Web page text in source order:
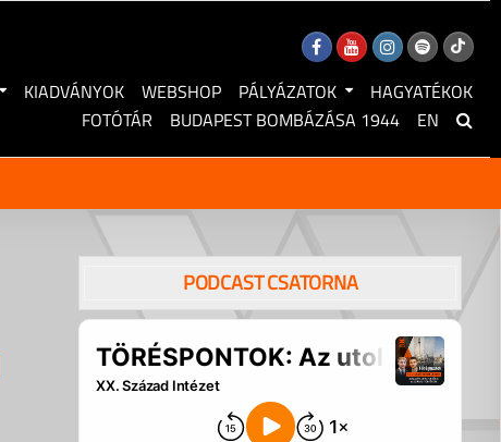
KIADVÁNYOK WEBSHOP PÁLYÁZATOK
HAGYATÉKOK
FOTÓTÁR
BUDAPEST BOMBÁZÁSA 1944 EN
PODCAST CSATORNA